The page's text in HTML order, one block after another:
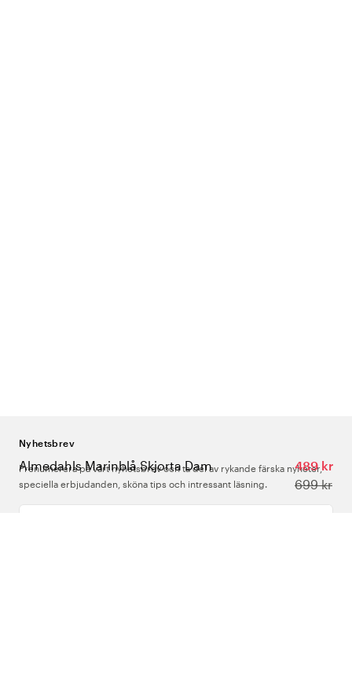
Almedahls Marinblå Skjorta Dam
489 kr
699 kr
Nyhetsbrev
Prenumerera på vårt nyhetsbrev och ta del av rykande färska nyheter,
speciella erbjudanden, sköna tips och intressant läsning.
Ange din e-postadress